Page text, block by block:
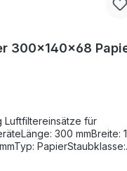
300x140x68
Luftfiltereinsätze für
300 mmBreite:
PapierStaubklasse: